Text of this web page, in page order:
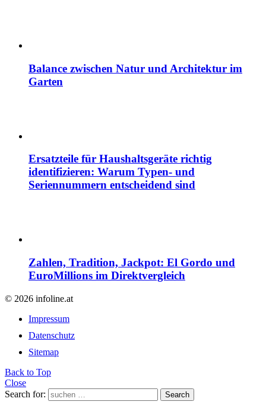
Balance zwischen Natur und Architektur im
Garten
Ersatzteile für Haushaltsgeräte richtig
identifizieren: Warum Typen- und
Seriennummern entscheidend sind
Zahlen, Tradition, Jackpot: El Gordo und
EuroMillions im Direktvergleich
© 2026 infoline.at
Impressum
Datenschutz
Sitemap
Back to Top
Close
Search for:
Search